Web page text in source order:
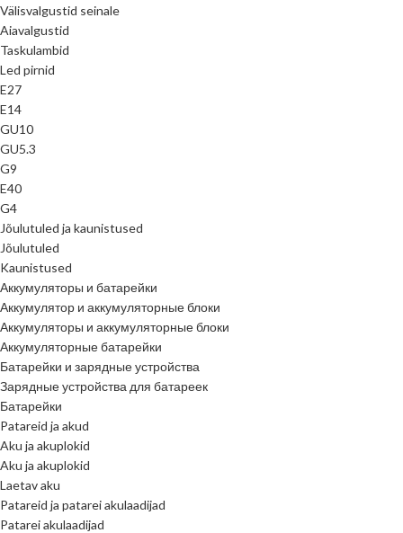
Välisvalgustid seinale
Aiavalgustid
Taskulambid
Led pirnid
E27
E14
GU10
GU5.3
G9
E40
G4
Jõulutuled ja kaunistused
Jõulutuled
Kaunistused
Аккумуляторы и батарейки
Аккумулятор и аккумуляторные блоки
Аккумуляторы и аккумуляторные блоки
Аккумуляторные батарейки
Батарейки и зарядные устройства
Зарядные устройства для батареек
Батарейки
Patareid ja akud
Aku ja akuplokid
Aku ja akuplokid
Laetav aku
Patareid ja patarei akulaadijad
Patarei akulaadijad